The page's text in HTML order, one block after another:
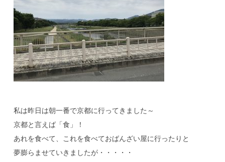
私は昨日は朝一番で京都に行ってきました～
京都と言えば「食」！
あれを食べて、これを食べておばんざい屋に行ったりと
夢膨らませていきましたが・・・・・